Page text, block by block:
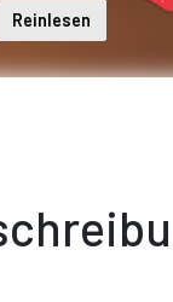
Reinlesen